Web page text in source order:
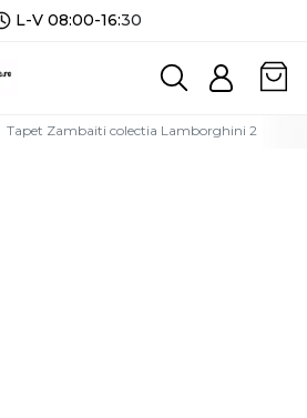
L-V 08:00-16:30
Tapet Zambaiti colectia Lamborghini 2